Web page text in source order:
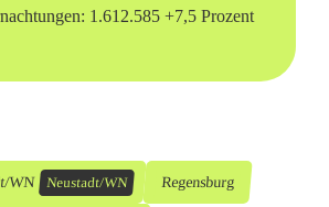
1.612.585 +7,5 Prozent
WN Neustadt/WN Regensburg